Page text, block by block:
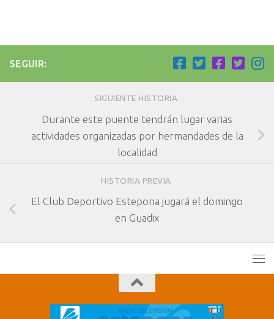
SEGUIR:
SIGUIENTE HISTORIA
Durante este puente tendrán lugar varias
actividades organizadas por hermandades de la
localidad
HISTORIA PREVIA
El Club Deportivo Estepona jugará el domingo
en Guadix